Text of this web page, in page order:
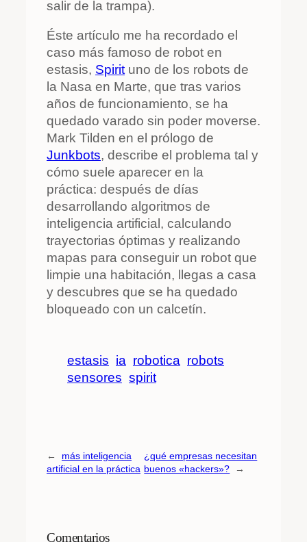
salir de la trampa).
Éste artículo me ha recordado el
caso más famoso de robot en
estasis, Spirituno de los robots de
la Nasa en Marte, que tras varios
años de funcionamiento, se ha
quedado varado sin poder moverse.
Mark Tilden en el prólogo de
Junkbots, describe el problema tal y
cómo suele aparecer en la
práctica: después de días
desarrollando algoritmos de
inteligencia artificial, calculando
trayectorias óptimas y realizando
mapas para conseguir un robot que
limpie una habitación, llegas a casa
y descubres que se ha quedado
bloqueado con un calcetín.
estasis ia robotica robots
sensores spirit
←
más inteligencia
artificial en la práctica
¿qué empresas necesitan
buenos «hackers»?
→
Comentarios